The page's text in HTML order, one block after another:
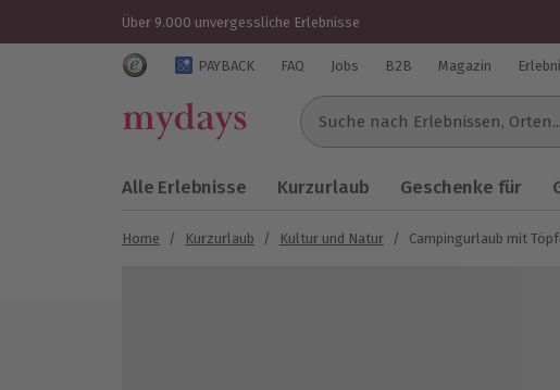
Über 9.000 unvergessliche Erlebnisse
Trustedshops Bewertungen für mydays.de
PAYBACK FAQ Jobs B2B Magazin
Suche nach Erlebnissen...
Alle Erlebnisse Kurzurlaub Geschenke für
Home / Kurzurlaub / Kultur und Natur / Campingurlaub mit